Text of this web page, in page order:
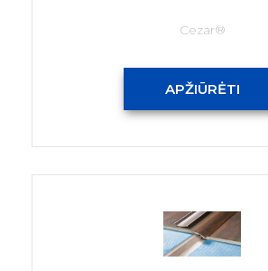
Cezar®
APŽIŪRĖTI